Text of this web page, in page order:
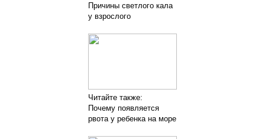
Причины светлого кала
у взрослого
Читайте также:
Почему появляется
рвота у ребенка на море